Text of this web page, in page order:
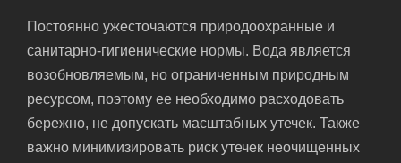
Постоянно ужесточаются природоохранные и
санитарно-гигиенические нормы. Вода является
возобновляемым, но ограниченным природным
ресурсом, поэтому ее необходимо расходовать
бережно, не допускать масштабных утечек. Также
важно минимизировать риск утечек неочищенных